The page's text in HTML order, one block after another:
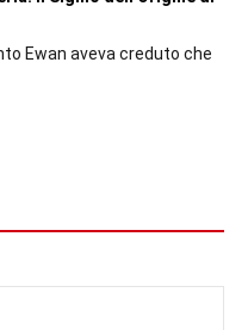
Ewan aveva creduto che